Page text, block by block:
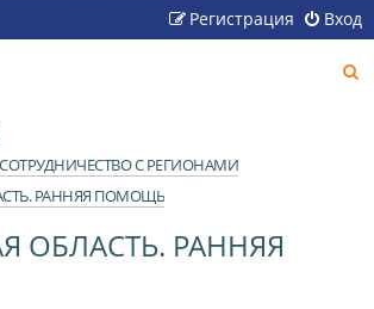
Вход
Регистрация
С РЕГИОНАМИ
РАННЯЯ ПОМОЩЬ
ОБЛАСТЬ. РАННЯЯ